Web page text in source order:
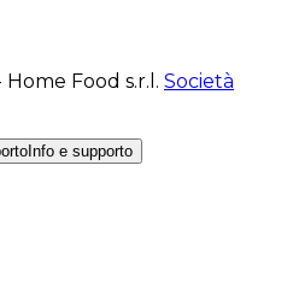
Food s.r.l. Società
Info e supporto